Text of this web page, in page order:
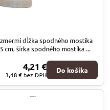
dĺžka spodného mostíka
cm, šírka spodného mostíka ...
4,21 €
3,48 € bez DPH
Do košíka